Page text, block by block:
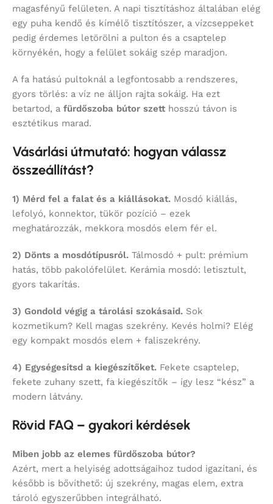
magasfényű felületen. A napi tisztításhoz általában elég
egy puha kendő és kímélő tisztítószer, a vízcseppeket
pedig érdemes letörölni a pulton és a csaptelep
környékén, hogy a felület sokáig szép maradjon.
A fa hatású pultoknál a legfontosabb a rendszeres,
gyors törlés: a víz ne álljon rajta sokáig. Ha ezt
betartod, a fürdőszoba bútor szett hosszú távon is
esztétikus marad.
Vásárlási útmutató: hogyan válassz
összeállítást?
1) Mérd fel a falat és a kiállásokat. Mosdó kiállás,
lefolyó, konnektor, tükör pozíció – ezek
meghatározzák, mekkora mosdós elem fér el.
2) Dönts a mosdótípusról. Tálmosdó + pult: prémium
hatás, több pakolófelület. Kerámia mosdó: letisztult,
gyors takarítás.
3) Gondold végig a tárolási szokásaid. Sok
kozmetikum? Kell magas szekrény. Kevés holmi? Elég
egy kompakt mosdós elem + faliszekrény.
4) Egységesítsd a kiegészítőket. Fekete csaptelep,
fekete zuhany szett, fa kiegészítők – így lesz “kész” a
modern látvány.
Rövid FAQ – gyakori kérdések
Miben jobb az elemes fürdőszoba bútor?
Azért, mert a helyiség adottságaihoz tudod igazítani, és
később is bővíthető: új szekrény, magas elem, extra
tároló egyszerűbben integrálható.